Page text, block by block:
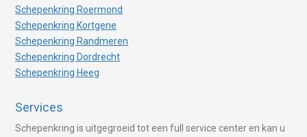
Schepenkring Roermond
Schepenkring Kortgene
Schepenkring Randmeren
Schepenkring Dordrecht
Schepenkring Heeg
Services
Schepenkring is uitgegroeid tot een full service center en kan u